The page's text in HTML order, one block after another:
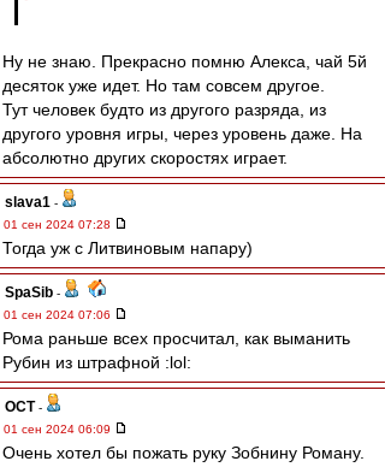
Ну не знаю. Прекрасно помню Алекса, чай 5й
десяток уже идет. Но там совсем другое.
Тут человек будто из другого разряда, из
другого уровня игры, через уровень даже. На
абсолютно других скоростях играет.
slava1 -
01 сен 2024 07:28
Тогда уж с Литвиновым напару)
SpaSib -
01 сен 2024 07:06
Рома раньше всех просчитал, как выманить
Рубин из штрафной :lol:
ОСТ -
01 сен 2024 06:09
Очень хотел бы пожать руку Зобнину Роману.